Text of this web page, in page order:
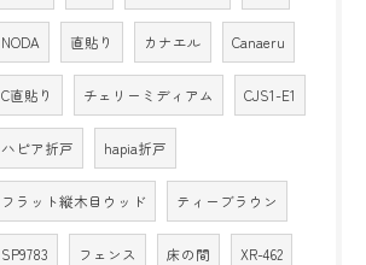
NODA 直貼り カナエル Canaeru
C直貼り チェリーミディアム CJS1-E1
ハピア折戸 hapia折戸
フラット縦木目ウッド ティーブラウン
SP9783 フェンス 床の間 XR-462